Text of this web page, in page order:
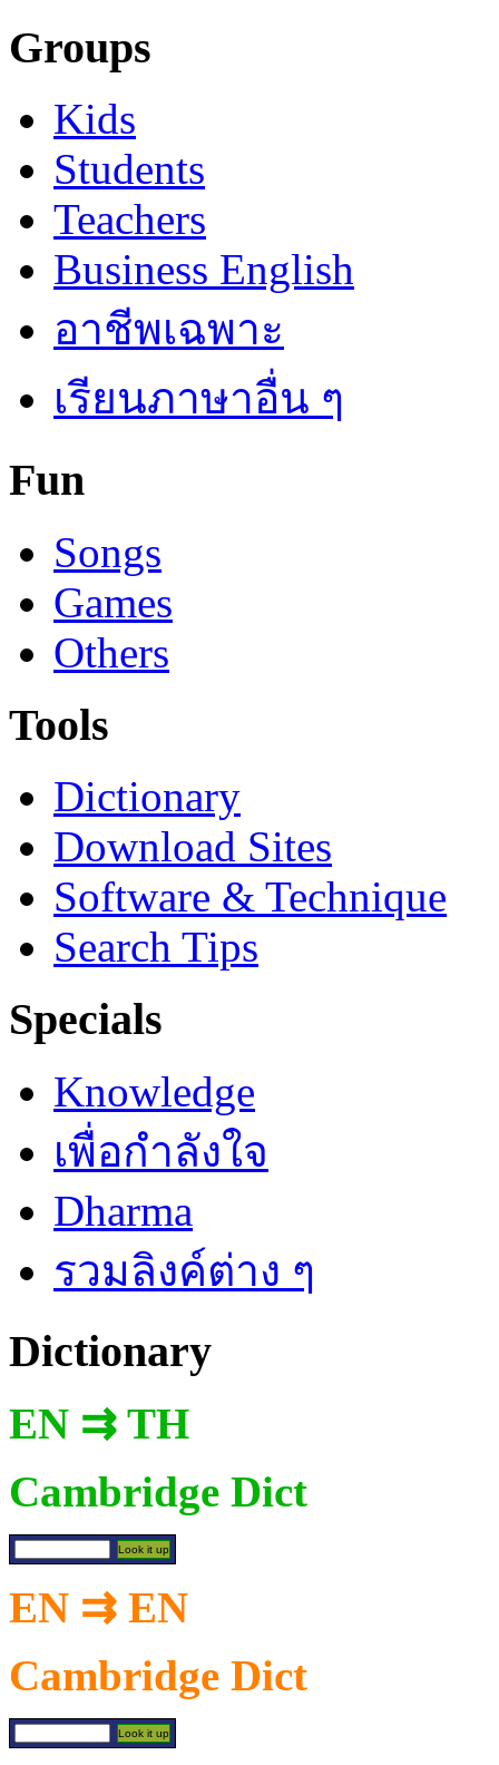
Groups
Kids
Students
Teachers
Business English
อาชีพเฉพาะ
เรียนภาษาอื่น ๆ
Fun
Songs
Games
Others
Tools
Dictionary
Download Sites
Software & Technique
Search Tips
Specials
Knowledge
เพื่อกำลังใจ
Dharma
รวมลิงค์ต่าง ๆ
Dictionary
EN ⇉ TH
Cambridge Dict
EN ⇉ EN
Cambridge Dict